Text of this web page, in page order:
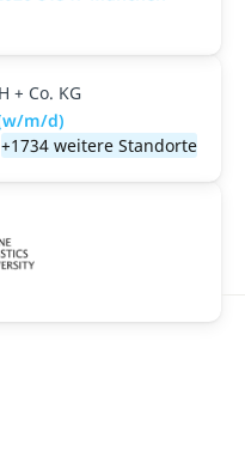
+ Co. KG
m/d)
+1734 weitere Standorte